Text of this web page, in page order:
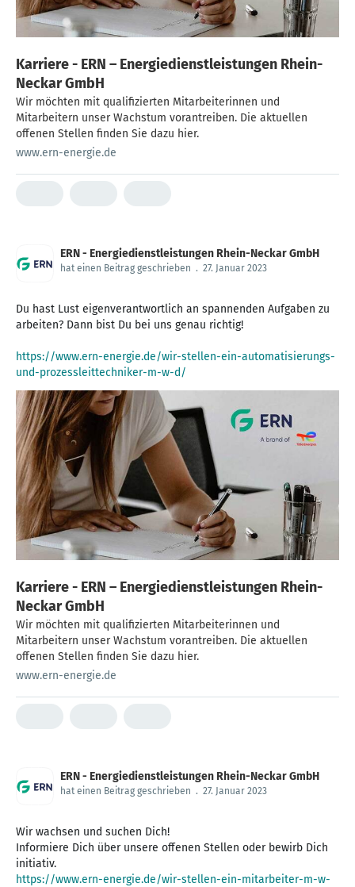
Karriere - ERN – Energiedienstleistungen Rhein-
Neckar GmbH
Wir möchten mit qualifizierten Mitarbeiterinnen und
Mitarbeitern unser Wachstum vorantreiben. Die aktuellen
offenen Stellen finden Sie dazu hier.
www.ern-energie.de
ERN - Energiedienstleistungen Rhein-Neckar GmbH
hat einen Beitrag geschrieben . 27. Januar 2023
Du hast Lust eigenverantwortlich an spannenden Aufgaben zu
arbeiten? Dann bist Du bei uns genau richtig!
https://www.ern-energie.de/wir-stellen-ein-automatisierungs-
und-prozessleittechniker-m-w-d/
Karriere - ERN – Energiedienstleistungen Rhein-
Neckar GmbH
Wir möchten mit qualifizierten Mitarbeiterinnen und
Mitarbeitern unser Wachstum vorantreiben. Die aktuellen
offenen Stellen finden Sie dazu hier.
www.ern-energie.de
ERN - Energiedienstleistungen Rhein-Neckar GmbH
hat einen Beitrag geschrieben . 27. Januar 2023
Wir wachsen und suchen Dich!
Informiere Dich über unsere offenen Stellen oder bewirb Dich
https://www.ern-energie.de/wir-stellen-ein-mitarbeiter-m-w-